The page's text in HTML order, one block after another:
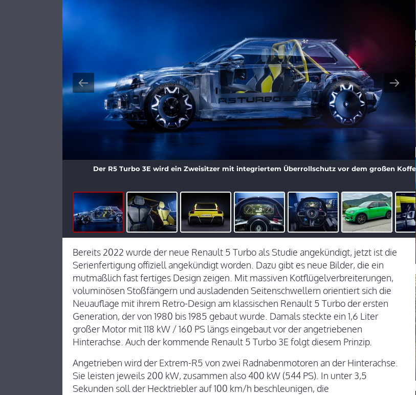
Der R5 Turbo 3E wird ein Zweisitzer mit integriertem Überrollschutz vor dem großen
Bereits 2022 wurde der neue Renault 5 Turbo als Studie angekündigt, jetzt ist die
Serienfertigung offiziell angekündigt worden. Dazu gibt es neue Bilder, die ein
mutmaßlich fast fertiges Design zeigen. Mit massiven Kotflügelverbreiterungen,
voluminösen Stoßfängern und ausladenden Seitenschwellern orientiert sich die
Neuauflage mit ihrem Retro-Design am klassischen Renault 5 Turbo der ersten
Generation, der von 1980 bis 1985 gebaut wurde. Damals steckte ein 1,6 Liter
großer Motor mit 118 kW / 160 PS längs eingebaut vor der angetriebenen
Hinterachse. Auch der kommende Renault 5 Turbo 3E folgt diesem Prinzip.
Angetrieben wird der Extrem-R5 von zwei Radnabenmotoren an der Hinterachse.
Sie leisten jeweils 200 kW, zusammen also 400 kW (544 PS). In unter 3,5
Sekunden soll der Hecktriebler auf 100 km/h beschleunigen, die